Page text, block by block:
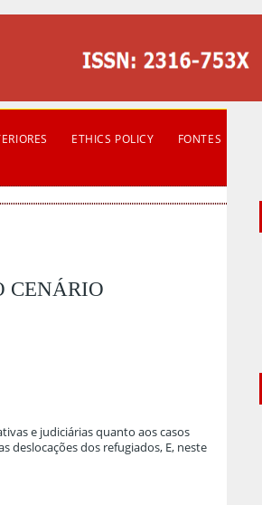
ETHICS POLICY
FONTES
CENÁRIO
e judiciárias quanto aos casos
dos refugiados, E, neste